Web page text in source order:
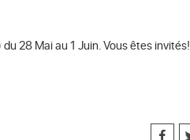
28 Mai au 1 Juin. Vous êtes invités!